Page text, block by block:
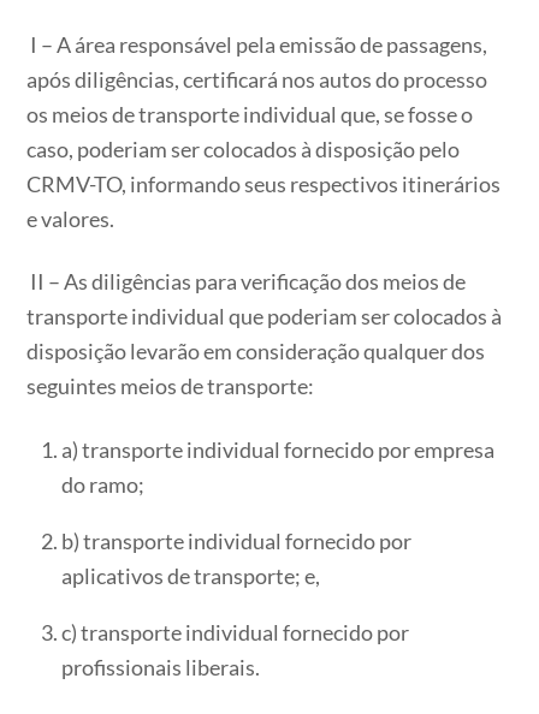
I – A área responsável pela emissão de passagens,
após diligências, certificará nos autos do processo
os meios de transporte individual que, se fosse o
caso, poderiam ser colocados à disposição pelo
CRMV-TO, informando seus respectivos itinerários
e valores.
II – As diligências para verificação dos meios de
transporte individual que poderiam ser colocados à
disposição levarão em consideração qualquer dos
seguintes meios de transporte:
a) transporte individual fornecido por empresa
do ramo;
b) transporte individual fornecido por
aplicativos de transporte; e,
c) transporte individual fornecido por
profissionais liberais.